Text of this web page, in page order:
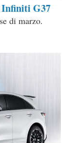
Infiniti G37
di marzo.